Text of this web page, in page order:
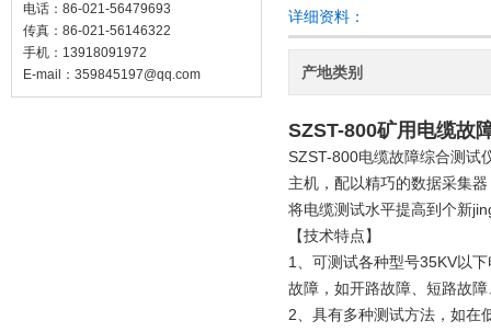
电话：86-021-56479693
传真：86-021-56146322
手机：13918091972
E-mail： 359845197@qq.com
详细资料：
产地类别
SZST-800矿用电缆故
SZST-800电缆故障综合测试
主机，配以精巧的数据采集
将电缆测试水平提高到个新
【技术特点】
1、可测试各种型号35KV以
故障，如开路故障、短路故
2、具有多种测试方法，如在